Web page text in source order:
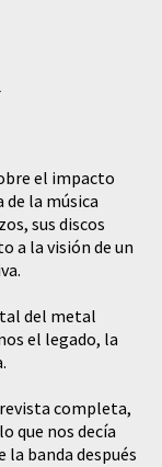
el impacto
la música
sus discos
a la visión de un
del metal
el legado, la
completa,
que nos decía
banda después